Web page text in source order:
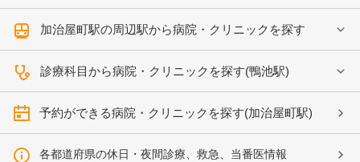
加治屋町駅の周辺駅から病院・クリニックを探す
診療科目から病院・クリニックを探す(鴨池駅)
予約ができる病院・クリニックを探す(加治屋町駅)
各都道府県の休日・夜間診療、救急、当番医情報